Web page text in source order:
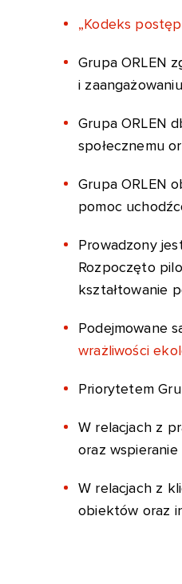
„Kodeks
Grupa ORLEN
i
Grupa ORLEN
społecznemu
Grupa ORLEN
pomoc
Prowadzony
Rozpoczęto
kształtowanie
Podejmowane
wrażliwości
Priorytetem
W relacjach z
oraz
W relacjach z
obiektów oraz